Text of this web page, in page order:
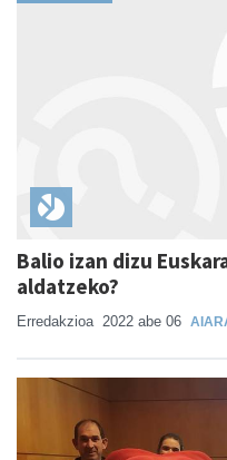
Balio izan dizu
aldatzeko?
Erredakzioa 2022 abe 06